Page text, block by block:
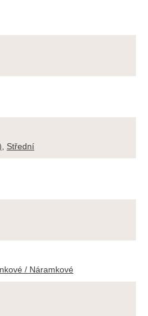
Střední
/ Náramkové